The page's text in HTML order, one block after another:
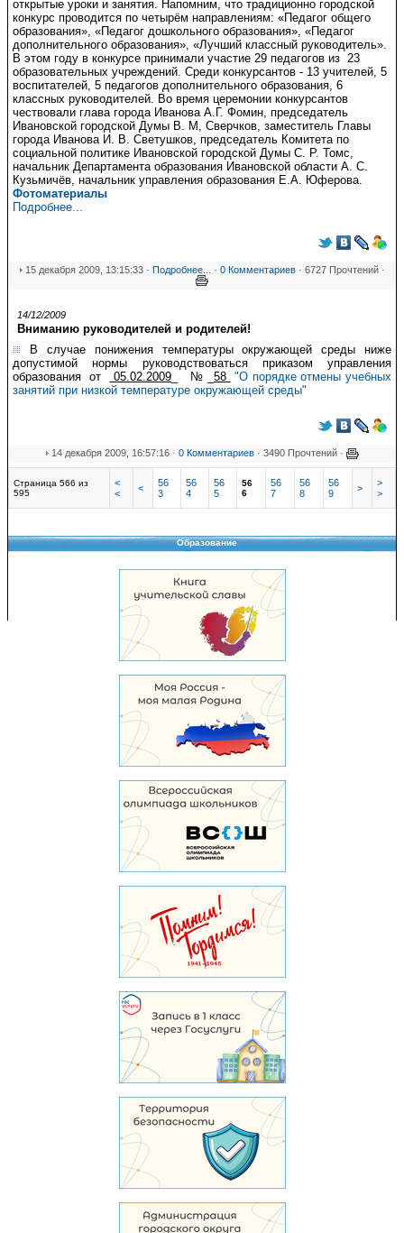
открытые уроки и занятия. Напомним, что традиционно городской
конкурс проводится по четырём направлениям: «Педагог общего
образования», «Педагог дошкольного образования», «Педагог
дополнительного образования», «Лучший классный руководитель».
В этом году в конкурсе принимали участие 29 педагогов из 23
образовательных учреждений. Среди конкурсантов - 13 учителей, 5
воспитателей, 5 педагогов дополнительного образования, 6
классных руководителей. Во время церемонии конкурсантов
чествовали глава города Иванова А.Г. Фомин, председатель
Ивановской городской Думы В. М, Сверчков, заместитель Главы
города Иванова И. В. Светушков, председатель Комитета по
социальной политике Ивановской городской Думы С. Р. Томс,
начальник Департамента образования Ивановской области А. С.
Кузьмичёв, начальник управления образования Е.А. Юферова.
Фотоматериалы
Подробнее...
15 декабря 2009, 13:15:33 · Подробнее... · 0 Комментариев · 6727 Прочтений ·
14/12/2009
Вниманию руководителей и родителей!
В случае понижения температуры окружающей среды ниже
допустимой нормы руководствоваться приказом управления
образования от
05.02.2009 _ № _58
"О порядке отмены учебных
занятий при низкой температуре окружающей среды"
14 декабря 2009, 16:57:16 · 0 Комментариев · 3490 Прочтений ·
Страница 566 из
595
<
<
<
56
3
56
4
56
5
56
6
56
7
56
8
56
9
>
>
>
Образование
Copyright © 2008-2026 Управление образования
Перепечатка и использование материалов возможны только с разрешения
Управления образования.
103,972,398 уникальных посетителей